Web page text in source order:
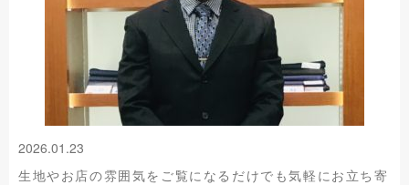
2026.01.23
生地やお店の雰囲気をご覧になるだけでも気軽にお立ち寄